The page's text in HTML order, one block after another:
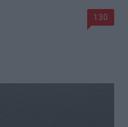
130